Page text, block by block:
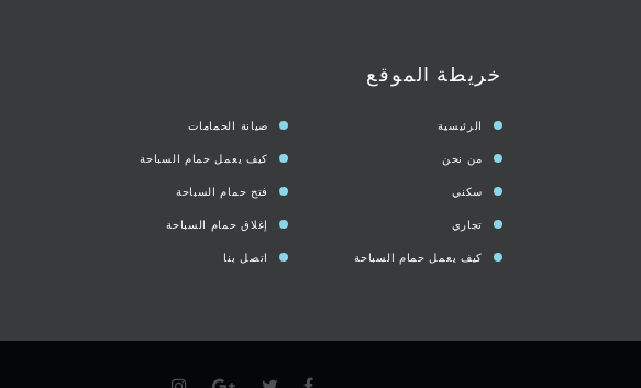
خريطة الموقع
الرئيسية
من نحن
سكني
تجاري
كيف يعمل حمام السباحة
صيانة الحمامات
كيف يعمل حمام السباحة
فتح حمام السباحة
إغلاق حمام السباحة
اتصل بنا